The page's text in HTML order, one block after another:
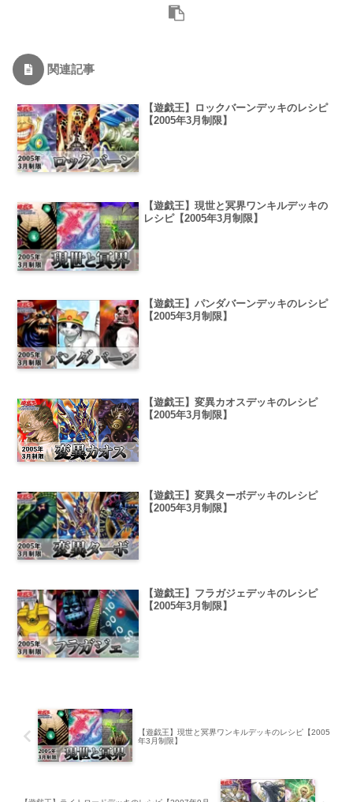
関連記事
【遊戯王】ロックバーンデッキのレシピ
【2005年3月制限】
【遊戯王】現世と冥界ワンキルデッキの
レシピ【2005年3月制限】
【遊戯王】パンダバーンデッキのレシピ
【2005年3月制限】
【遊戯王】変異カオスデッキのレシピ
【2005年3月制限】
【遊戯王】変異ターボデッキのレシピ
【2005年3月制限】
【遊戯王】フラガジェデッキのレシピ
【2005年3月制限】
【遊戯王】現世と冥界ワンキルデッキのレシピ【2005
年3月制限】